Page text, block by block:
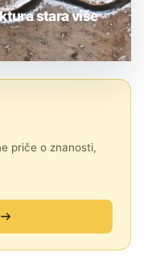
stara više
priče o znanosti,